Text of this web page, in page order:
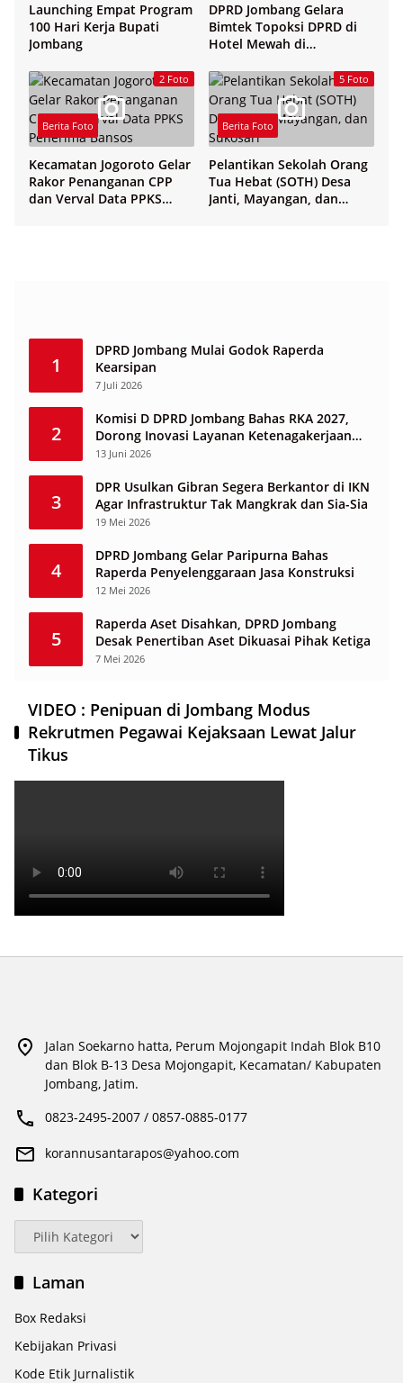
Launching Empat Program
100 Hari Kerja Bupati
Jombang
DPRD Jombang Gelara
Bimtek Topoksi DPRD di
Hotel Mewah di
2 Foto
Berita Foto
Kecamatan Jogoroto Gelar
Rakor Penanganan CPP
dan Verval Data PPKS
5 Foto
Berita Foto
Pelantikan Sekolah Orang
Tua Hebat (SOTH) Desa
Janti, Mayangan, dan
1
DPRD Jombang Mulai Godok Raperda
Kearsipan
7 Juli 2026
2
Komisi D DPRD Jombang Bahas RKA 2027,
Dorong Inovasi Layanan Ketenagakerjaan
Berbasis Desa
13 Juni 2026
3
DPR Usulkan Gibran Segera Berkantor di IKN
Agar Infrastruktur Tak Mangkrak dan Sia-Sia
19 Mei 2026
4
DPRD Jombang Gelar Paripurna Bahas
Raperda Penyelenggaraan Jasa Konstruksi
12 Mei 2026
5
Raperda Aset Disahkan, DPRD Jombang
Desak Penertiban Aset Dikuasai Pihak Ketiga
7 Mei 2026
VIDEO : Penipuan di Jombang Modus
Rekrutmen Pegawai Kejaksaan Lewat Jalur
Tikus
Jalan Soekarno hatta, Perum Mojongapit Indah Blok B10
dan Blok B-13 Desa Mojongapit, Kecamatan/ Kabupaten
Jombang, Jatim.
0823-2495-2007 / 0857-0885-0177
korannusantarapos@yahoo.com
Kategori
Kategori
Laman
Box Redaksi
Kebijakan Privasi
Kode Etik Jurnalistik